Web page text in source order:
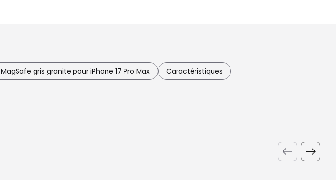
gris granite pour iPhone 17 Pro Max Caractéristiques